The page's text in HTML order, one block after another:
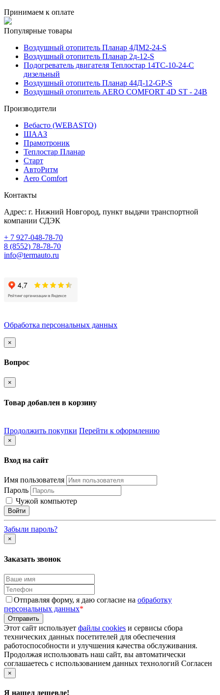
Принимаем к оплате
Популярные товары
Воздушный отопитель Планар 4ДМ2-24-S
Воздушный отопитель Планар 2д-12-S
Подогреватель двигателя Теплостар 14ТС-10-24-С
дизельный
Воздушный отопитель Планар 44Д-12-GP-S
Воздушный отопитель AERO COMFORT 4D ST - 24В
Производители
Вебасто (WEBASTO)
ШААЗ
Прамотроник
Теплостар Планар
Старт
АвтоРитм
Aero Comfort
Контакты
Адрес: г. Нижний Новгород, пункт выдачи транспортной
компании СДЭК
+ 7 927-048-78-70
8 (8552) 78-78-70
info@termauto.ru
Обработка персональных данных
×
Вопрос
×
Товар добавлен в корзину
Продолжить покупки Перейти к оформлению
×
Вход на сайт
Имя пользователя
Пароль
Чужой компьютер
Забыли пароль?
×
Заказать звонок
Отправляя форму, я даю согласие на обработку
персональных данных*
Этот сайт использует файлы cookies и сервисы сбора
технических данных посетителей для обеспечения
работоспособности и улучшения качества обслуживания.
Продолжая использовать наш сайт, вы автоматически
соглашаетесь с использованием данных технологий Согласен
×
Я нашел дешевле!